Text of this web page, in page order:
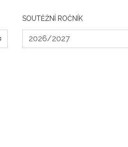
SOUTĚŽNÍ ROČNÍK